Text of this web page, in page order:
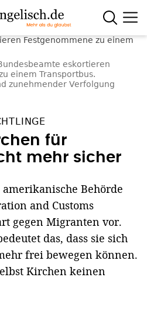
eskortieren
einem Transportbus.
zunehmender Verfolgung
für
mehr sicher
Behörde
and Customs
gegen Migranten vor.
das, dass sie sich
frei bewegen können.
Kirchen keinen